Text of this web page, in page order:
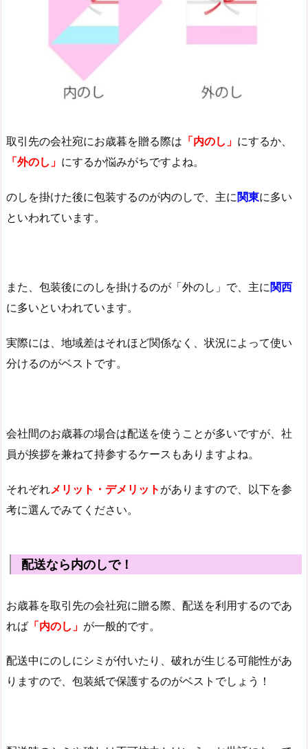
取引先の会社宛にお歳暮を贈る際は 「内のし」 にするか、
「外のし」 にするか悩みがちですよね。
のしを掛けた後に包装するのが内のしで、主に関東に多い
といわれています。
また、包装後にのしを掛けるのが「外のし」で、主に関西
に多いといわれています。
実際には、地域差はそれほど関係なく、状況によって使い
分けるのがベストです。
会社間のお歳暮の場合は配送を使うことが多いですが、社
員が挨拶を兼ねて持参するケースもありますよね。
それぞれメリット・デメリット がありますので、以下を参
考に選んでみてください。
配送なら内のしで！
お歳暮を取引先の会社宛に贈る際、配送を利用するのであ
れば 「内のし」 が一般的です。
配送中にのしにシミが付いたり、破れが生じる可能性があ
りますので、包装紙で保護するのがベストでしょう！